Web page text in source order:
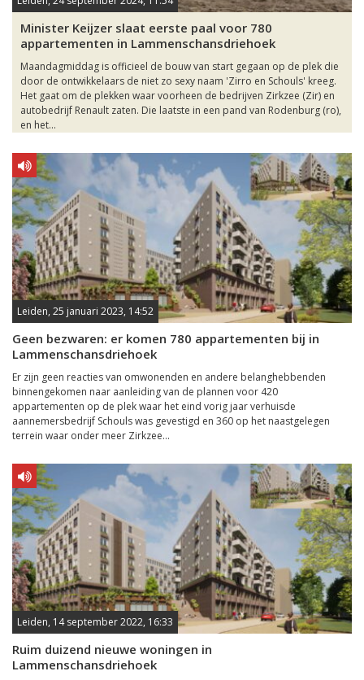
Minister Keijzer slaat eerste paal voor 780
appartementen in Lammenschansdriehoek
Maandagmiddag is officieel de bouw van start gegaan op de plek die
door de ontwikkelaars de niet zo sexy naam 'Zirro en Schouls' kreeg.
Het gaat om de plekken waar voorheen de bedrijven Zirkzee (Zir) en
autobedrijf Renault zaten. Die laatste in een pand van Rodenburg (ro),
en het...
Leiden, 25 januari 2023, 14:52
Geen bezwaren: er komen 780 appartementen bij in
Lammenschansdriehoek
Er zijn geen reacties van omwonenden en andere belanghebbenden
binnengekomen naar aanleiding van de plannen voor 420
appartementen op de plek waar het eind vorig jaar verhuisde
aannemersbedrijf Schouls was gevestigd en 360 op het naastgelegen
terrein waar onder meer Zirkzee...
Leiden, 14 september 2022, 16:33
Ruim duizend nieuwe woningen in
Lammenschansdriehoek